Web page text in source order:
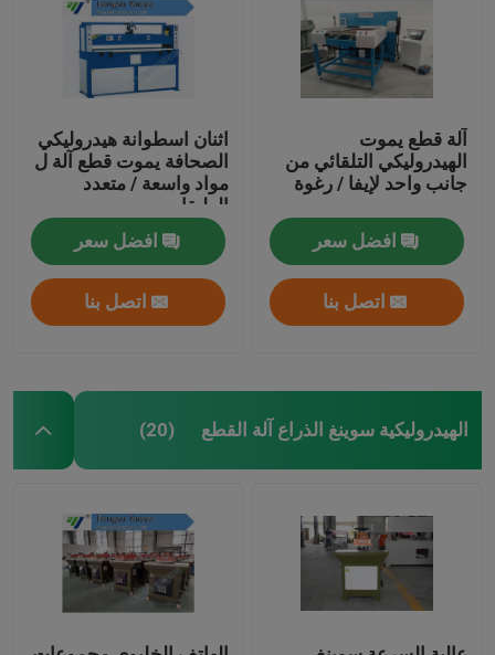
آلة قطع يموت
الهيدروليكي التلقائي من
جانب واحد لإيفا / رغوة
افضل سعر
اتصل بنا
اثنان اسطوانة هيدروليكي
الصحافة يموت قطع آلة ل
مواد واسعة / متعدد
الطبقات
افضل سعر
اتصل بنا
الهيدروليكية سوينغ الذراع آلة القطع (20)